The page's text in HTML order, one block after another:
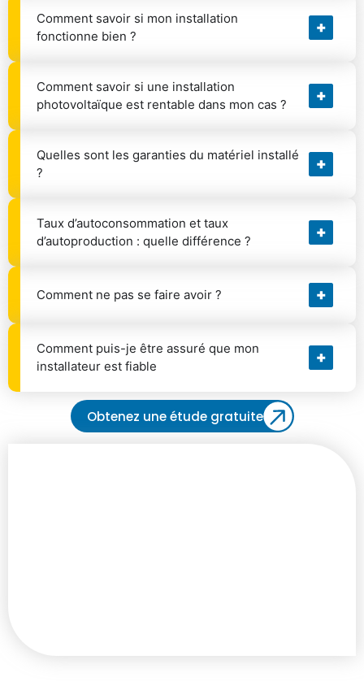
Comment savoir si mon installation
fonctionne bien ?
Comment savoir si une installation
photovoltaïque est rentable dans mon cas ?
Quelles sont les garanties du matériel installé
?
Taux d’autoconsommation et taux
d’autoproduction : quelle différence ?
Comment ne pas se faire avoir ?
Comment puis-je être assuré que mon
installateur est fiable
Obtenez une étude gratuite